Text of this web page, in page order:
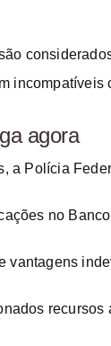
agora
a Polícia
no
vantagens